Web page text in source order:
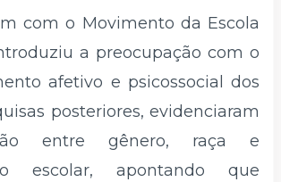
com o Movimento da Escola
a preocupação com o
afetivo e psicossocial dos
posteriores, evidenciaram
entre gênero, raça e
escolar, apontando que